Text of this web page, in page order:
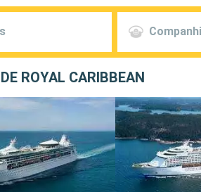
ROYAL CARIBBEAN